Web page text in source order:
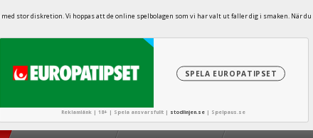
stor diskretion. Vi hoppas att de online spelbolagen som vi har valt ut faller dig i smaken. När
SPELA EUROPATIPSET
Reklamlänk | 18+ | Spela ansvarsfullt | stodlinjen.se | Spelpaus.se